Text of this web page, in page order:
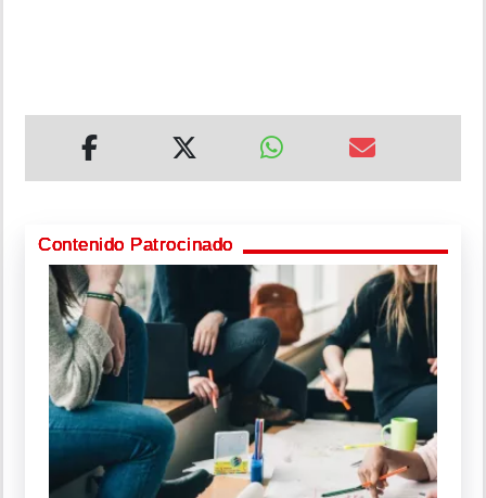
Contenido Patrocinado